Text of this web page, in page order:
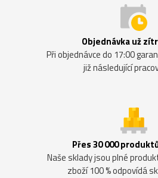
Objednávka už
Při objednávce do 17:00
již následující
Přes 30 000
Naše sklady jsou plné
zboží 100 % odpovídá